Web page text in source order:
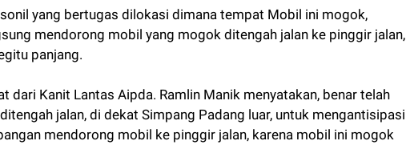
yang bertugas dilokasi dimana tempat Mobil ini mogok,
mendorong mobil yang mogok ditengah jalan ke pinggir jalan,
panjang.
dari Kanit Lantas Aipda. Ramlin Manik menyatakan, benar telah
jalan, di dekat Simpang Padang luar, untuk mengantisipasi
mendorong mobil ke pinggir jalan, karena mobil ini mogok